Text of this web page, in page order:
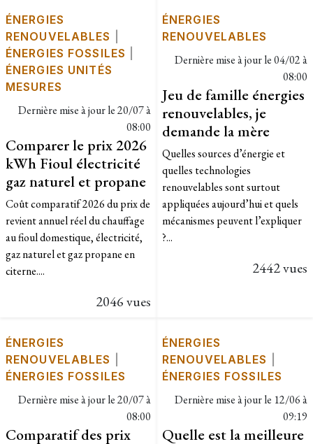
ÉNERGIES
RENOUVELABLES
ÉNERGIES FOSSILES
ÉNERGIES UNITÉS
MESURES
Dernière mise à jour le20/07 à
08:00
Comparer le prix 2026
kWh Fioul électricité
gaz naturel et propane
Coût comparatif 2026 du prix de
revient annuel réel du chauffage
au fioul domestique, électricité,
gaz naturel et gaz propane en
citerne....
2046 vues
ÉNERGIES
RENOUVELABLES
Dernière mise à jour le04/02 à
08:00
Jeu de famille énergies
renouvelables, je
demande la mère
Quelles sources d’énergie et
quelles technologies
renouvelables sont surtout
appliquées aujourd’hui et quels
mécanismes peuvent l’expliquer
?...
2442 vues
ÉNERGIES
RENOUVELABLES
ÉNERGIES FOSSILES
Dernière mise à jour le20/07 à
08:00
Comparatif des prix
ÉNERGIES
RENOUVELABLES
ÉNERGIES FOSSILES
Dernière mise à jour le 12/06 à
09:19
Quelle est la meilleure